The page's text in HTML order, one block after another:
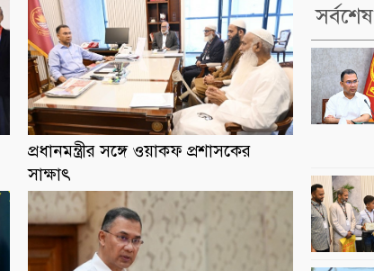
প্রধানমন্ত্রীর সঙ্গে ওয়াকফ প্রশাসকের
সাক্ষাৎ
সর্বশেষ